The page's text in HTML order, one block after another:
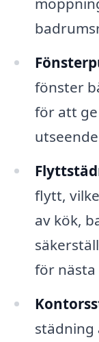
fönster
för att
flytt,
av kök,
för nästa
städning